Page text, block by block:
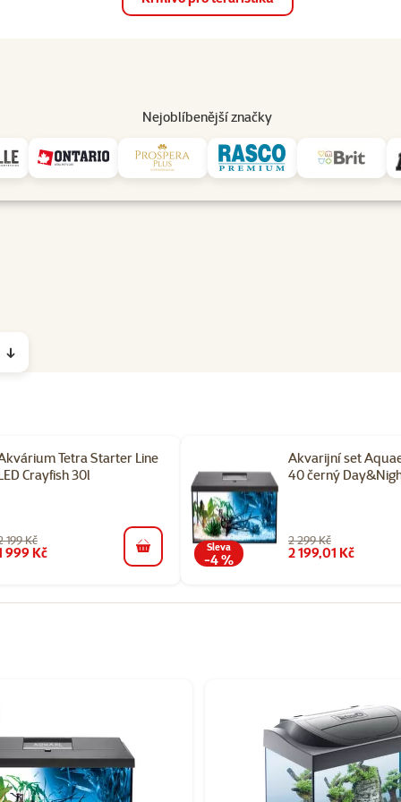
Nejoblíbenější značky
Prodejny Služby
Tetra Starter Line
Crayfish 30l
199 Kč
999 Kč do košíku
Akvarijní set
40 černý
2 299 Kč
2 199,01 Kč
Sleva
-4 %